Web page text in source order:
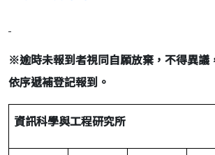
※逾時未報到者視同自願放棄，不得異議
依序遞補登記報到。
資訊科學與工程研究所